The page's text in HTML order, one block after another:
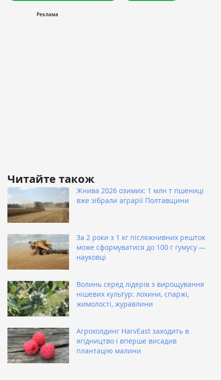
Читайте також
Жнива 2026 озимих: 1 млн т пшениці
вже зібрали аграрії Полтавщини
За 2 роки з 1 кг післяжнивних решток
може сформуватися до 100 г гумусу —
науковці
Волинь серед лідерів з вирощування
нішевих культур: лохини, спаржі,
жимолості, журавлини
Агрохолдинг HarvEast заходить в
ягідництво і вперше висадив
плантацію малини